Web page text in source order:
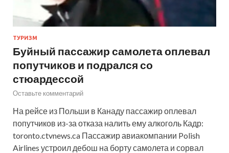
ТУРИЗМ
Буйный пассажир самолета оплевал
попутчиков и подрался со
стюардессой
Оставьте комментарий
На рейсе из Польши в Канаду пассажир оплевал
попутчиков из-за отказа налить ему алкоголь Кадр:
toronto.ctvnews.ca Пассажир авиакомпании Polish
Airlines устроил дебош на борту самолета и сорвал